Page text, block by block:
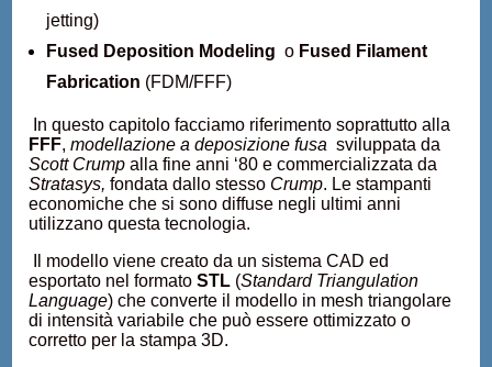
jetting)
Fused Deposition Modeling o Fused Filament
Fabrication (FDM/FFF)
In questo capitolo facciamo riferimento soprattutto alla
FFF,modellazione a deposizione fusa sviluppata da
Scott Crump alla fine anni ‘80 e commercializzata da
Stratasys, fondata dallo stesso Crump. Le stampanti
economiche che si sono diffuse negli ultimi anni
utilizzano questa tecnologia.
Il modello viene creato da un sistema CAD ed
esportato nel formatoSTL (Standard Triangulation
Language) che converte il modello in mesh triangolare
di intensità variabile che può essere ottimizzato o
corretto per la stampa 3D.